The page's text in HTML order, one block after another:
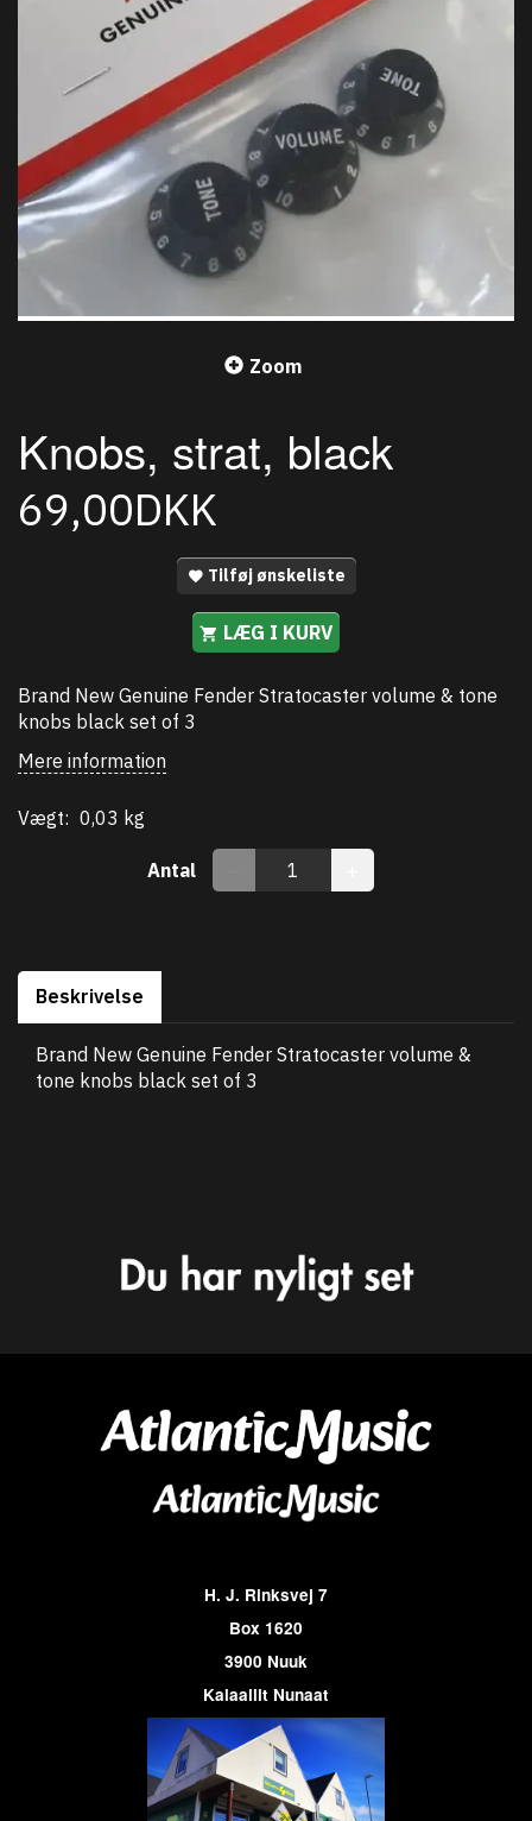
Zoom
Knobs, strat, black
69,00DKK
Tilføj ønskeliste
LÆG I KURV
Brand New Genuine Fender Stratocaster volume & tone
knobs black set of 3
Mere information
Vægt: 0,03 kg
Antal
Beskrivelse
Brand New Genuine Fender Stratocaster volume &
tone knobs black set of 3
H. J. Rinksvej 7
Box 1620
3900 Nuuk
Kalaallit Nunaat